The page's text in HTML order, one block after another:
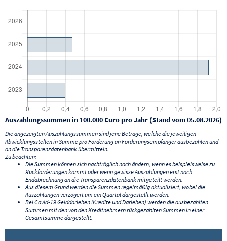
Auszahlungssummen in 100.000 Euro pro Jahr (Stand vom 05.08.2026)
Die angezeigten Auszahlungssummen sind jene Beträge, welche die jeweiligen
Abwicklungsstellen in Summe pro Förderung an Förderungsempfänger ausbezahlen und
an die Transparenzdatenbank übermitteln.
Zu beachten:
Die Summen können sich nachträglich noch ändern, wenn es beispielsweise zu
Rückforderungen kommt oder wenn gewisse Auszahlungen erst nach
Endabrechnung an die Transparenzdatenbank mitgeteilt werden.
Aus diesem Grund werden die Summen regelmäßig aktualisiert, wobei die
Auszahlungen verzögert um ein Quartal dargestellt werden.
Bei Covid-19 Gelddarlehen (Kredite und Darlehen) werden die ausbezahlten
Summen mit den von den Kreditnehmern rückgezahlten Summen in einer
Gesamtsumme dargestellt.